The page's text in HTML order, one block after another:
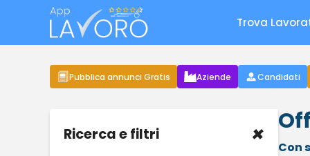
Trova
Pubblica annunci Gratis Aziende Candidati
Ricerca e filtri × Con